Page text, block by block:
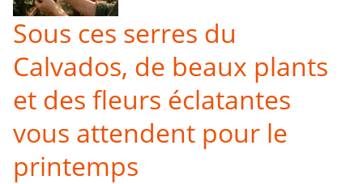
Sous ces serres du
Calvados, de beaux plants
et des fleurs éclatantes
vous attendent pour le
printemps